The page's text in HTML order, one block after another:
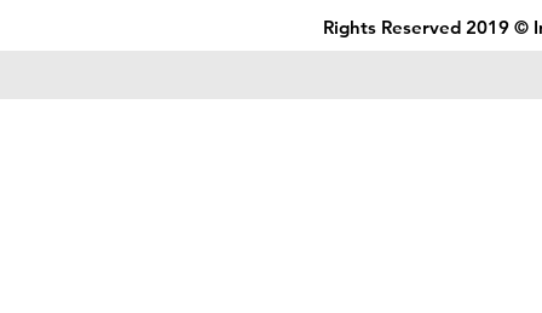
Rights Reserved 2019 ©